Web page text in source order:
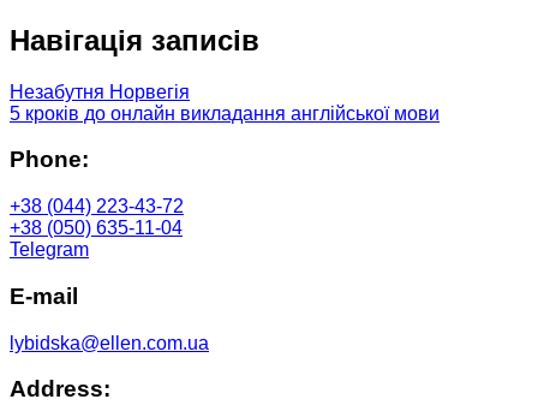
Навігація записів
Незабутня Норвегія
5 кроків до онлайн викладання англійської мови
Phone:
+38 (044) 223-43-72
+38 (050) 635-11-04
Telegram
E-mail
lybidska@ellen.com.ua
Address: